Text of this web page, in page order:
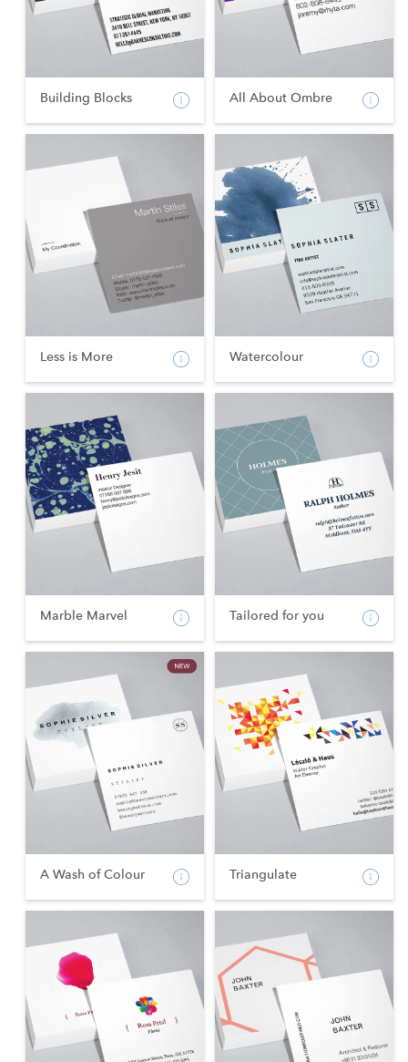
Building Blocks All About Ombre
Less is More Watercolour
Marble Marvel Tailored for you
A Wash of Colour Triangulate